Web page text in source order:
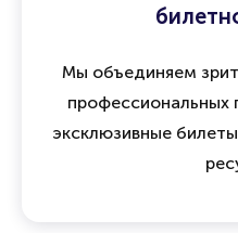
Мы объединяем
профессиональных
эксклюзивные